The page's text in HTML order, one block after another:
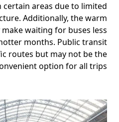
certain areas due to limited
Additionally, the warm
waiting for buses less
months. Public transit
routes but may not be the
option for all trips.